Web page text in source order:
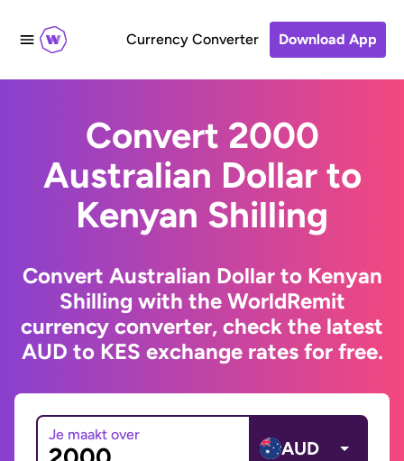
Currency Converter Download App
Convert 2000
Australian Dollar to
Kenyan Shilling
Convert Australian Dollar to Kenyan
Shilling with the WorldRemit
currency converter, check the latest
AUD to KES exchange rates for free.
Je maakt over
AUD